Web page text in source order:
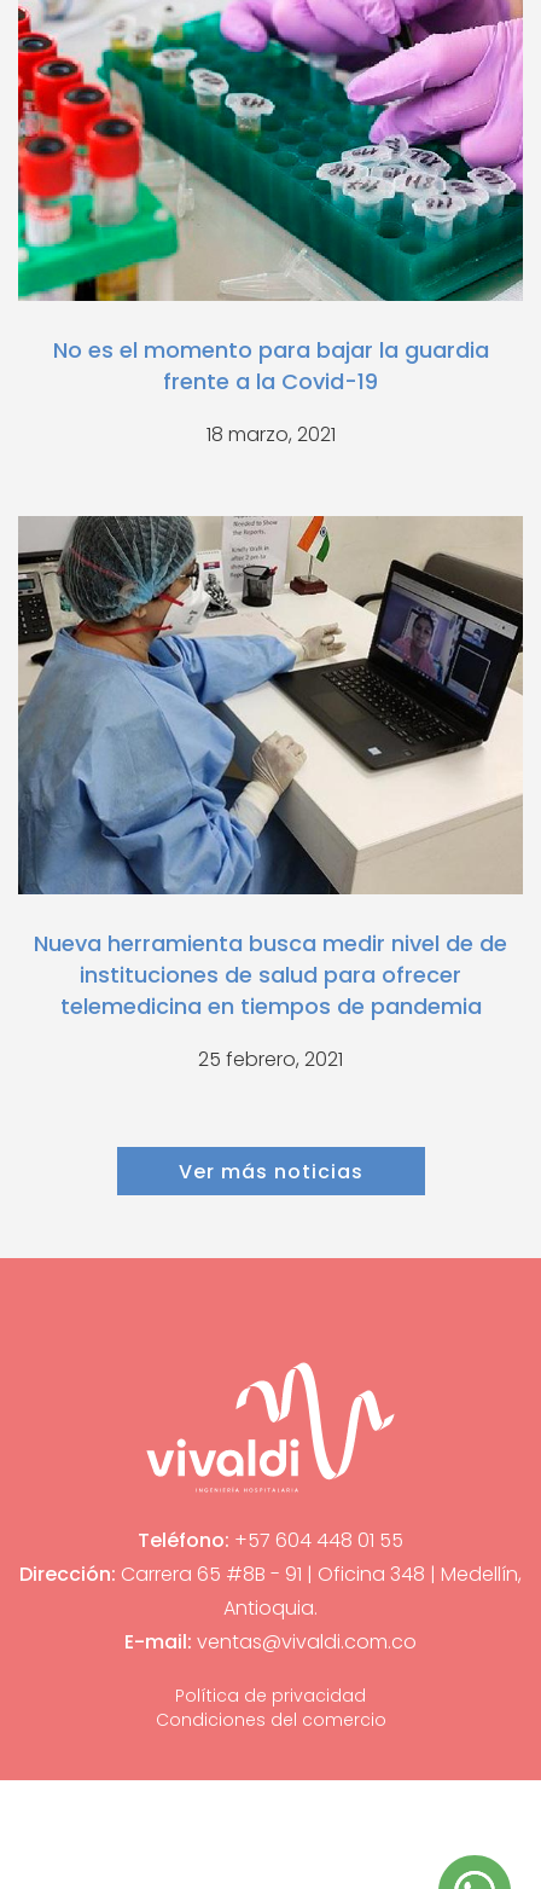
No es el momento para bajar la guardia
frente a la Covid-19
18 marzo, 2021
Nueva herramienta busca medir nivel de de
instituciones de salud para ofrecer
telemedicina en tiempos de pandemia
25 febrero, 2021
Ver más noticias
Teléfono: +57 604 448 01 55
Dirección: Carrera 65 #8B - 91 | Oficina 348 | Medellín,
Antioquia.
E-mail: ventas@vivaldi.com.co
Política de privacidad
Condiciones del comercio